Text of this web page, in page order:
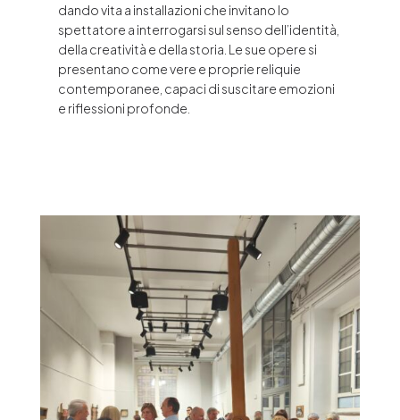
dando vita a installazioni che invitano lo
spettatore a interrogarsi sul senso dell’identità,
della creatività e della storia. Le sue opere si
presentano come vere e proprie reliquie
contemporanee, capaci di suscitare emozioni
e riflessioni profonde.